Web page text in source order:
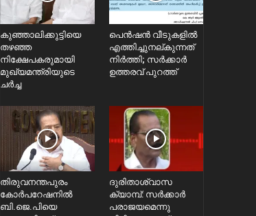
കുഞ്ഞാലിക്കുട്ടിയെ
തഴഞ്ഞ
നിക്ഷേപകരുമായി
മുഖ്യമന്ത്രിയുടെ
ചർച്ച
പെൻഷൻ വീടുകളിൽ
എത്തിച്ചുനല്കുന്നത്
നിർത്തി; സര്‍ക്കാർ
ഉത്തരവ് പുറത്ത്
തിരുവനന്തപുരം
കോർപറേഷനിൽ
ബി.ജെ.പിയെ
ദുരിതാശ്വാസ
ക്യാമ്പ്: സർക്കാർ
പരാജയമെന്നു